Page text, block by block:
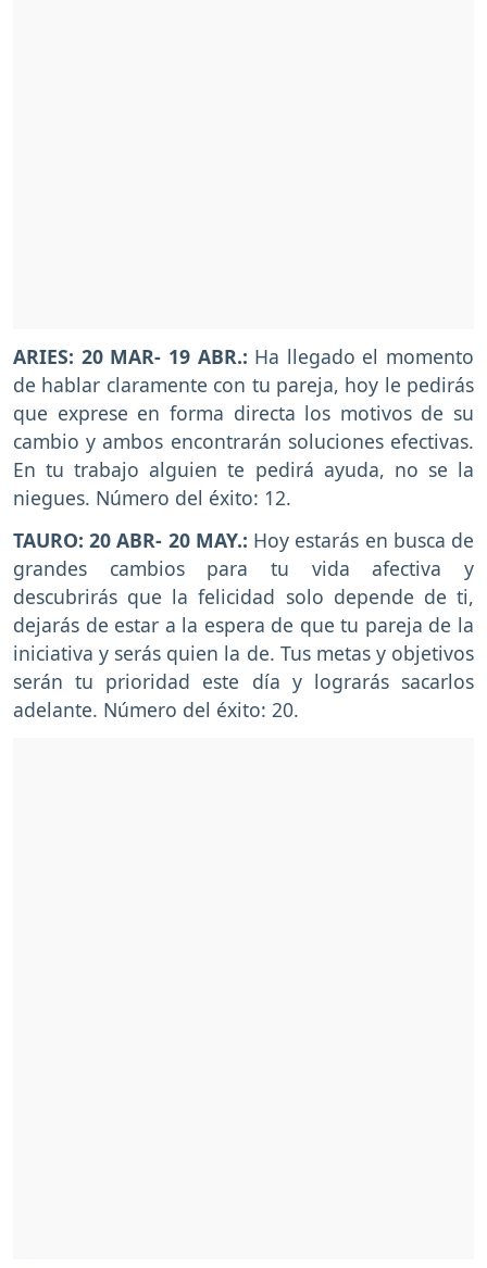
ARIES: 20 MAR- 19 ABR.: Ha llegado el momento
de hablar claramente con tu pareja, hoy le pedirás
que exprese en forma directa los motivos de su
cambio y ambos encontrarán soluciones efectivas.
En tu trabajo alguien te pedirá ayuda, no se la
niegues. Número del éxito: 12.
TAURO: 20 ABR- 20 MAY.: Hoy estarás en busca de
grandes cambios para tu vida afectiva y
descubrirás que la felicidad solo depende de ti,
dejarás de estar a la espera de que tu pareja de la
iniciativa y serás quien la de. Tus metas y objetivos
serán tu prioridad este día y lograrás sacarlos
adelante. Número del éxito: 20.